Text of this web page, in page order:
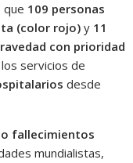
que 109 personas
(color rojo) y 11
con prioridad
servicios de
desde
fallecimientos
mundialistas,